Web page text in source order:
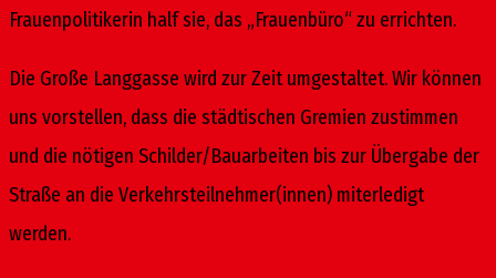
Frauenpolitikerin half sie, das „Frauenbüro“ zu errichten.
Die Große Langgasse wird zur Zeit umgestaltet. Wir können
uns vorstellen, dass die städtischen Gremien zustimmen
und die nötigen Schilder/Bauarbeiten bis zur Übergabe der
Straße an die Verkehrsteilnehmer(innen) miterledigt
werden.